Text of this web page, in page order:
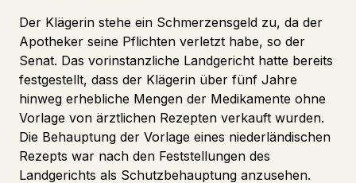
Der Klägerin stehe ein Schmerzensgeld zu, da der
Apotheker seine Pflichten verletzt habe, so der
Senat. Das vorinstanzliche Landgericht hatte bereits
festgestellt, dass der Klägerin über fünf Jahre
hinweg erhebliche Mengen der Medikamente ohne
Vorlage von ärztlichen Rezepten verkauft wurden.
Die Behauptung der Vorlage eines niederländischen
Rezepts war nach den Feststellungen des
Landgerichts als Schutzbehauptung anzusehen.